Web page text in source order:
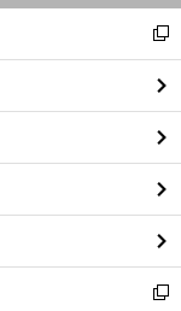
【
そ
れいけ鯉依奈ちゃん出張版 】
第26回
閉
る
新
し
い
ウ
ィ
ン
ド
ウ
で
開
く
新